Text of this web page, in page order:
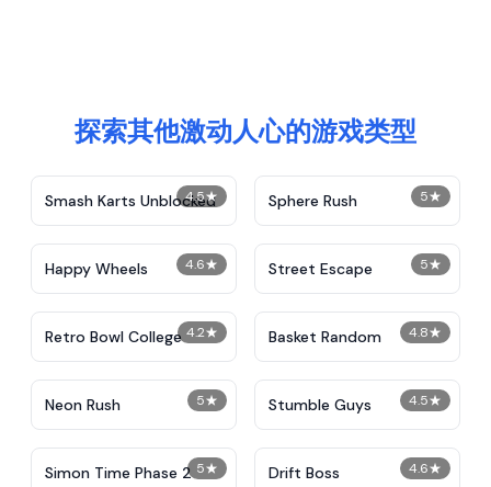
探索其他激动人心的游戏类型
4.5★
Smash Karts Unblocked 5★
Sphere Rush
4.6★
Happy Wheels 5★
Street Escape
4.2★
Retro Bowl College 4.8★
Basket Random
5★
Neon Rush 4.5★
Stumble Guys
5★
Simon Time Phase 2 4.6★
Drift Boss